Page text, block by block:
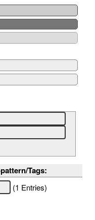
Tags:
(1 Entries)